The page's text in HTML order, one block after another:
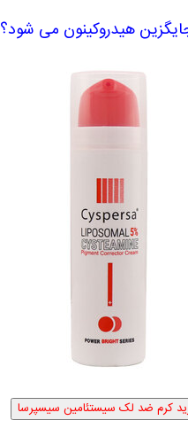
هیدروکینون می ‌شود؟